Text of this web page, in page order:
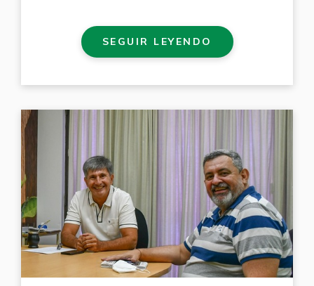
SEGUIR LEYENDO